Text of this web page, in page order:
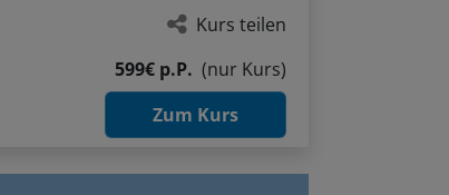
Kurs teilen
599€ p.P.
(nur Kurs)
Zum Kurs